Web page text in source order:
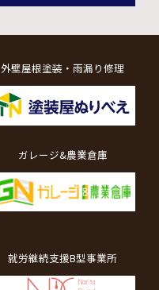
外壁屋根塗装・雨漏り修理
ガレージ&農業倉庫
就労継続支援B型事業所